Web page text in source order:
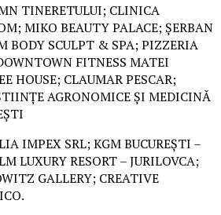
TINERETULUI; CLINICA
MIKO BEAUTY PALACE; ȘERBAN
BODY SCULPT & SPA; PIZZERIA
FITNESS MATEI
HOUSE; CLAUMAR PESCAR;
AGRONOMICE ȘI MEDICINĂ
IMPEX SRL; KGM BUCUREȘTI –
LUXURY RESORT – JURILOVCA;
GALLERY; CREATIVE